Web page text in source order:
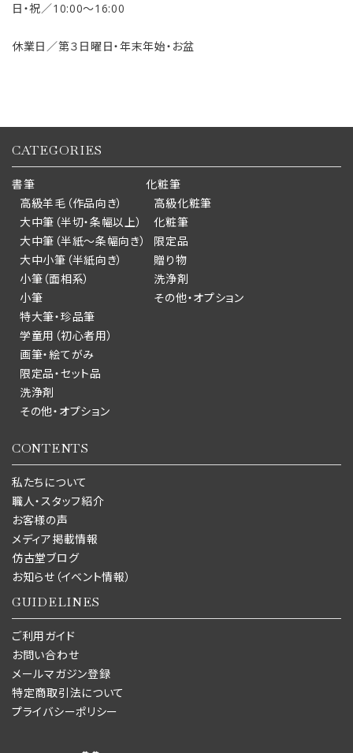
日・祝／10:00〜16:00
休業日／第３日曜日・年末年始・お盆
CATEGORIES
書筆
高級羊毛（作品向き）
大中筆（半切・条幅以上）
大中筆（半紙～条幅向き）
大中小筆（半紙向き）
小筆（面相系）
小筆
特大筆・珍品筆
学童用（初心者用）
画筆・絵てがみ
限定品・セット品
洗浄剤
その他・オプション
化粧筆
高級化粧筆
化粧筆
限定品
贈り物
洗浄剤
その他・オプション
CONTENTS
私たちについて
職人・スタッフ紹介
お客様の声
メディア掲載情報
仿古堂ブログ
お知らせ（イベント情報）
GUIDELINES
ご利用ガイド
お問い合わせ
メールマガジン登録
特定商取引法について
プライバシーポリシー